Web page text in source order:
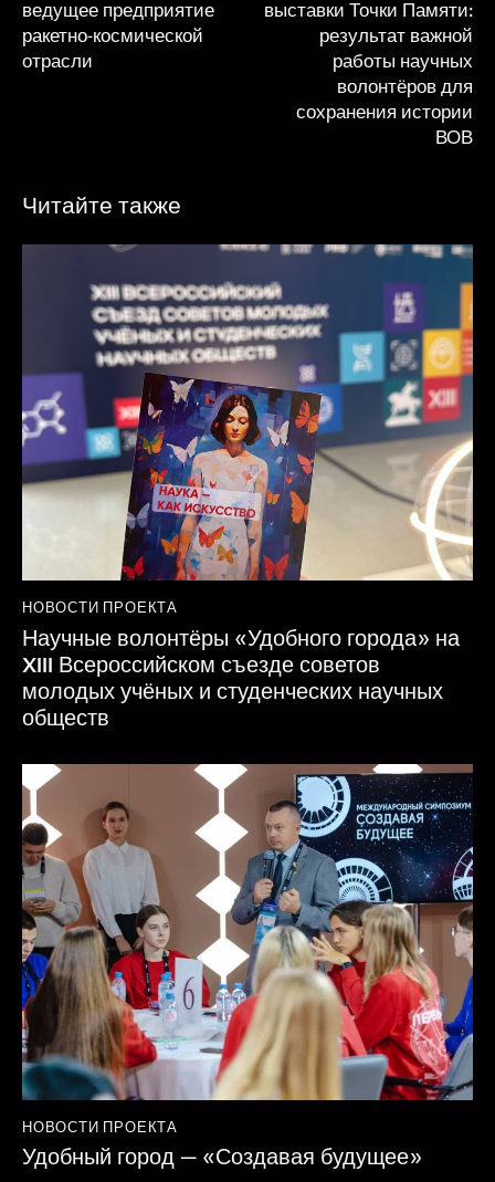
ведущее предприятие
ракетно-космической
отрасли
выставки Точки Памяти:
результат важной
работы научных
волонтёров для
сохранения истории
ВОВ
Читайте также
НОВОСТИ ПРОЕКТА
Научные волонтёры «Удобного города» на
XIII Всероссийском съезде советов
молодых учёных и студенческих научных
обществ
НОВОСТИ ПРОЕКТА
Удобный город — «Создавая будущее»